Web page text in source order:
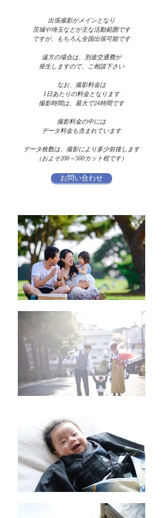
出張撮影がメインとなり
茨城や埼玉などが主な活動範囲です
ですが、もちろん全国出張可能です
遠方の場合は、別途交通費が
発生しますので、ご相談下さい
なお、撮影料金は
1日あたりの料金となります
撮影時間は、最大で24時間です
撮影料金の中には
データ料金も含まれています
データ枚数は、撮影により多少前後します
（およそ200～500カット程です）
お問い合わせ